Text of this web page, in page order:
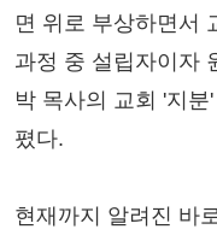
면 위로 부상하면서
과정 중 설립자이자
박 목사의 교회 '지분
폈다.
현재까지 알려진 바